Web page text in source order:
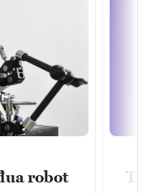
robot